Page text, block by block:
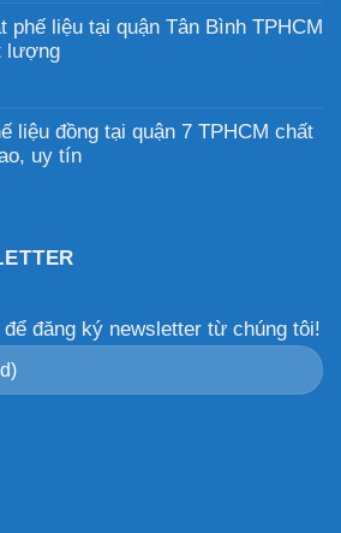
phế liệu tại quận Tân Bình TPHCM
lượng
liệu đồng tại quận 7 TPHCM chất
uy tín
đăng ký newsletter từ chúng tôi!